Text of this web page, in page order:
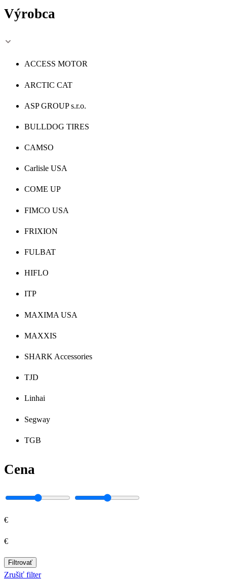
Výrobca
ACCESS MOTOR
ARCTIC CAT
ASP GROUP s.r.o.
BULLDOG TIRES
CAMSO
Carlisle USA
COME UP
FIMCO USA
FRIXION
FULBAT
HIFLO
ITP
MAXIMA USA
MAXXIS
SHARK Accessories
TJD
Linhai
Segway
TGB
Cena
€
€
Filtrovať
Zrušiť filter